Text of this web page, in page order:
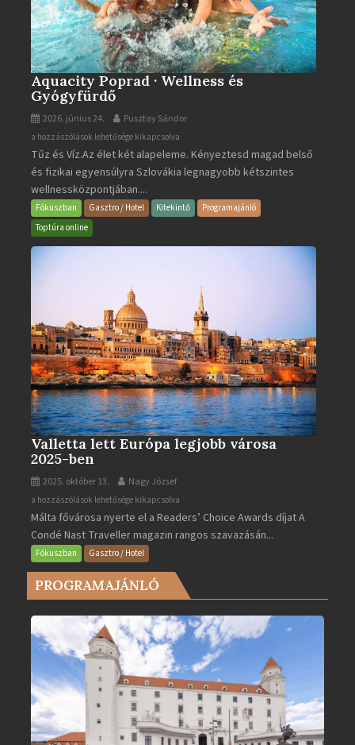
Aquacity Poprad · Wellness és
Gyógyfürdő
2026. június 24. Pusztay Sándor
Aquacity
Poprad
·
Wellness
és
Gyógyfürdő
a hozzászólások lehetősége kikapcsolva
Tűz és Víz.Az élet két alapeleme. Kényeztesd magad belső
és fizikai egyensúlyra Szlovákia legnagyobb kétszintes
wellnessközpontjában....
Fókuszban Gasztro / Hotel Kitekintő
Programajánló
Toptúra online
Valletta lett Európa legjobb városa
2025-ben
2025. október 13. Nagy József
Valletta
lett
Európa
legjobb
városa
2025-
bejegyzéshez
a hozzászólások lehetősége kikapcsolva
Málta fővárosa nyerte el a Readers’ Choice Awards díjat A
Condé Nast Traveller magazin rangos szavazásán...
Fókuszban Gasztro / Hotel
PROGRAMAJÁNLÓ